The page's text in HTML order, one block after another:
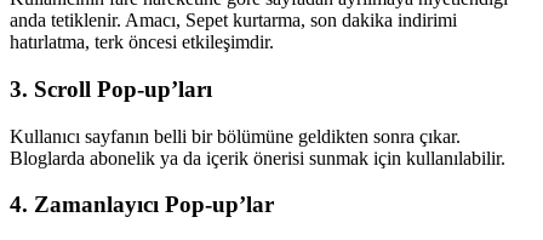
anda tetiklenir. Amacı, Sepet kurtarma, son dakika indirimi
hatırlatma, terk öncesi etkileşimdir.
3. Scroll Pop-up’ları
Kullanıcı sayfanın belli bir bölümüne geldikten sonra çıkar.
Bloglarda abonelik ya da içerik önerisi sunmak için kullanılabilir.
4. Zamanlayıcı Pop-up’lar